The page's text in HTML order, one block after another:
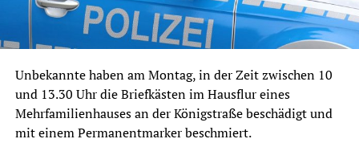
Unbekannte haben am Montag, in der Zeit zwischen 10
und 13.30 Uhr die Briefkästen im Hausflur eines
Mehrfamilienhauses an der Königstraße beschädigt und
mit einem Permanentmarker beschmiert.